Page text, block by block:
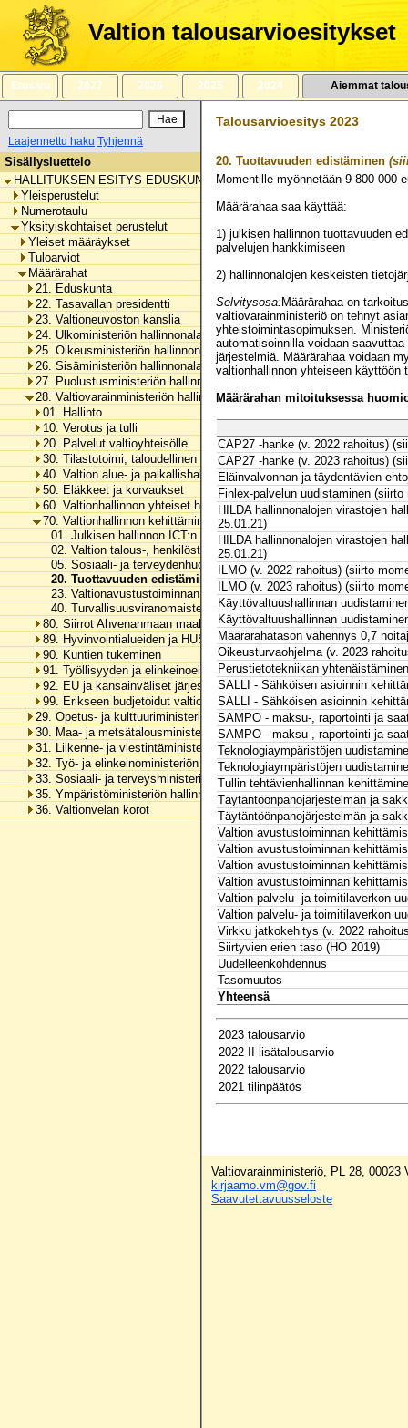
Siirry
sisältöön
Valtion talousarvioesitykset
Etusivu 2027 2026 2025 2024 Aiemmat
Laajennettu haku Tyhjennä
Sisällysluettelo
HALLITUKSEN ESITYS EDUSKUNNALLE VALTION TALOUSARVIOKSI
Yleisperustelut
Numerotaulu
Yksityiskohtaiset perustelut
Yleiset määräykset
Tuloarviot
Määrärahat
21. Eduskunta
22. Tasavallan presidentti
23. Valtioneuvoston kanslia
24. Ulkoministeriön hallinnonala
25. Oikeusministeriön hallinnonala
26. Sisäministeriön hallinnonala
27. Puolustusministeriön hallinnonala
28. Valtiovarainministeriön hallinnonala
01. Hallinto
10. Verotus ja tulli
20. Palvelut valtioyhteisölle
30. Tilastotoimi, taloudellinen tutkimus ja rekisterihallinto
40. Valtion alue- ja paikallishallinto
50. Eläkkeet ja korvaukset
60. Valtionhallinnon yhteiset henkilöstömenot
70. Valtionhallinnon kehittäminen
01. Julkisen hallinnon ICT:n ohjaus ja kehittäminen
02. Valtion talous-, henkilöstö- ja toimitilahallinnon tietojärjestelmät
05. Sosiaali- ja terveydenhuollon sekä pelastustoimen
20. Tuottavuuden edistäminen
23. Valtionavustustoiminnan kehittämis- ja digitalisointihanke
40. Turvallisuusviranomaisten viestintäverkot
80. Siirrot Ahvenanmaan maakunnalle
89. Hyvinvointialueiden ja HUS-yhtymän rahoitus
90. Kuntien tukeminen
91. Työllisyyden ja elinkeinoelämän tukeminen
92. EU ja kansainväliset järjestöt
99. Erikseen budjetoidut valtionhallinnon menot
29. Opetus- ja kulttuuriministeriön hallinnonala
30. Maa- ja metsätalousministeriön hallinnonala
31. Liikenne- ja viestintäministeriön hallinnonala
32. Työ- ja elinkeinoministeriön hallinnonala
33. Sosiaali- ja terveysministeriön hallinnonala
35. Ympäristöministeriön hallinnonala
36. Valtionvelan korot
Talousarvioesitys 2023
20. Tuottavuuden edistäminen
Momentille myönnetään 9 800 000
Määrärahaa saa käyttää:
1) julkisen hallinnon tuottavuuden
palvelujen hankkimiseen
2) hallinnonalojen keskeisten
Selvitysosa: Määrärahaa on
valtiovarainministeriö on tehnyt
yhteistoimintasopimuksen.
automatisoinnilla voidaan
järjestelmiä. Määrärahaa voidaan
valtionhallinnon yhteiseen
Määrärahan mitoituksessa
CAP27 -hanke (v. 2022 rahoitus)
CAP27 -hanke (v. 2023 rahoitus)
Eläinvalvonnan ja täydentävien
Finlex-palvelun uudistaminen
HILDA hallinnonalojen virastojen
25.01.21)
HILDA hallinnonalojen virastojen
25.01.21)
ILMO (v. 2022 rahoitus) (siirto
ILMO (v. 2023 rahoitus) (siirto
Käyttövaltuushallinnan
Käyttövaltuushallinnan
Määrärahatason vähennys 0,7
Oikeusturvaohjelma (v. 2023
Perustietotekniikan
SALLI - Sähköisen asioinnin
SALLI - Sähköisen asioinnin
SAMPO - maksu-, raportointi ja
SAMPO - maksu-, raportointi ja
Teknologiaympäristöjen
Teknologiaympäristöjen
Tullin tehtävienhallinnan
Täytäntöönpanojärjestelmän ja
Täytäntöönpanojärjestelmän ja
Valtion avustustoiminnan
Valtion avustustoiminnan
Valtion avustustoiminnan
Valtion avustustoiminnan
Valtion palvelu- ja toimitilaverkon
Valtion palvelu- ja toimitilaverkon
Virkku jatkokehitys (v. 2022
Siirtyvien erien taso (HO 2019)
Uudelleenkohdennus
Tasomuutos
Yhteensä
2023 talousarvio
2022 II lisätalousarvio
2022 talousarvio
2021 tilinpäätös
Valtiovarainministeriö, PL 28, 00023
kirjaamo.vm@gov.fi
Saavutettavuusseloste